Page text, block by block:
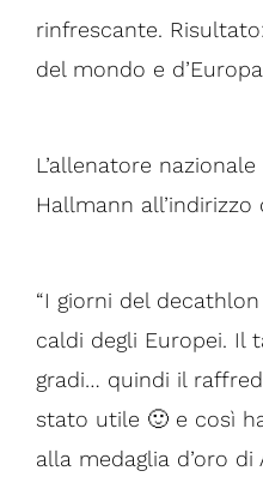
rinfrescante.
del mondo e d’Europa
L’allenatore
Hallmann all’indirizzo
“I giorni del
caldi degli Europei. Il
gradi… quindi il
stato utile 🙂 e così
alla medaglia d’oro di